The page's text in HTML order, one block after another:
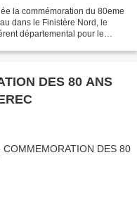
la commémoration du 80eme
dans le Finistère Nord, le
départemental pour le
DES 80 ANS